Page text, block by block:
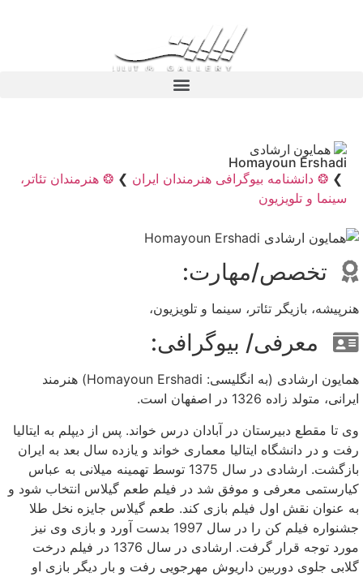
همایون ارشادی
Homayoun Ershadi
❯ ❂ دانشنامه بیوگرافی هنرمندان ایران ❯ ❂ هنرمندان تئاتر،
سینما و تلویزیون
تخصص/مهارت:
هنرپیشه، بازیگر تئاتر، سینما و تلویزیون،
معرفی/ بیوگرافی:
همایون ارشادی (به انگلیسی: Homayoun Ershadi) هنرمند
ایرانی، متولد زاده 1326 در اصفهان است.
وی تا مقطع دبیرستان در آبادان درس خواند. پس از دیپلم به ایتالیا
رفت و در دانشگاه ایتالیا معماری خواند و یازده سال بعد به ایران
بازگشت. ارشادی در سال 1375 توسط تهمینه میلانی به عباس
کیارستمی معرفی و موفق شد در فیلم طعم گیلاس انتخاب شود و
به عنوان نقش اول فیلم بازی کند. طعم گیلاس جایزه نخل طلا
جشنواره فیلم کن را در سال 1997 بدست آورد و بازی وی نیز
مورد توجه قرار گرفت. ارشادی در سال 1376 در فیلم درخت
گلابی جلوی دوربین داریوش مهرجویی رفت و بار دیگر بازی او